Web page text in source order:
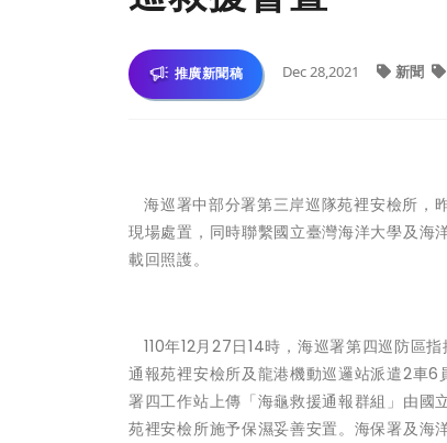
推廣新聞稿 Dec 28,2021 新聞
海巡署中部分署第三岸巡隊苑裡安檢所，
現場處置，同時聯繫國立臺灣海洋大學及海
載回照護。
110年12月27日14時，海巡署第四巡防區
通報苑裡安檢所及龍港機動巡邏站派遣2車
署四工作站上傳「海龜救援通報群組」由國
苑裡安檢所施予保濕妥善安置。海保署及海